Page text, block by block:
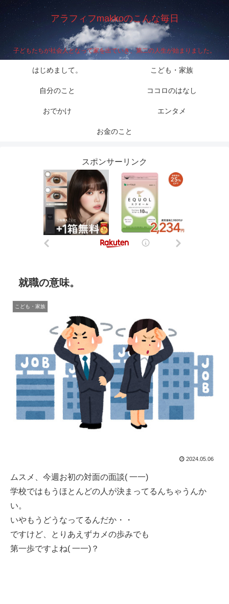
アラフィフmakkoのこんな毎日
子どもたちが社会人となって家を出ていき、第二の人生が始まりました。
はじめまして。 こども・家族
自分のこと ココロのはなし
おでかけ エンタメ
お金のこと
スポンサーリンク
就職の意味。
こども・家族
2024.05.06
ムスメ、今週お初の対面の面談( 一一)
学校ではもうほとんどの人が決まってるんちゃうんか
い。
いやもうどうなってるんだか・・
ですけど、とりあえずカメの歩みでも
第一歩ですよね( 一一)？